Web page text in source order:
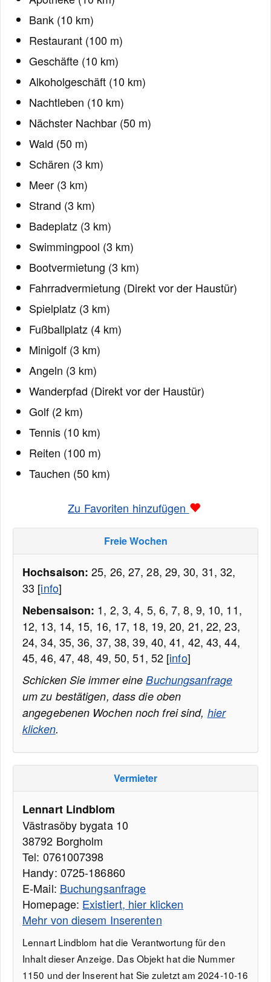
Bank (10 km)
Restaurant (100 m)
Geschäfte (10 km)
Alkoholgeschäft (10 km)
Nachtleben (10 km)
Nächster Nachbar (50 m)
Wald (50 m)
Schären (3 km)
Meer (3 km)
Strand (3 km)
Badeplatz (3 km)
Swimmingpool (3 km)
Bootvermietung (3 km)
Fahrradvermietung (Direkt vor der Haustür)
Spielplatz (3 km)
Fußballplatz (4 km)
Minigolf (3 km)
Angeln (3 km)
Wanderpfad (Direkt vor der Haustür)
Golf (2 km)
Tennis (10 km)
Reiten (100 m)
Tauchen (50 km)
Zu Favoriten hinzufügen
Freie Wochen
Hochsaison: 25, 26, 27, 28, 29, 30, 31, 32,
33 [info]
Nebensaison: 1, 2, 3, 4, 5, 6, 7, 8, 9, 10, 11,
12, 13, 14, 15, 16, 17, 18, 19, 20, 21, 22, 23,
24, 34, 35, 36, 37, 38, 39, 40, 41, 42, 43, 44,
45, 46, 47, 48, 49, 50, 51, 52 [info]
Schicken Sie immer eineBuchungsanfrage
um zu bestätigen, dass die oben
angegebenen Wochen noch frei sind, hier
klicken.
Vermieter
Lennart Lindblom
Västrasöby bygata 10
38792 Borgholm
Tel: 0761007398
Handy: 0725-186860
E-Mail: Buchungsanfrage
Homepage: Existiert, hier klicken
Mehr von diesem Inserenten
Lennart Lindblom hat die Verantwortung für den
Inhalt dieser Anzeige. Das Objekt hat die Nummer
1150 und der Inserent hat Sie zuletzt am 2024-10-16